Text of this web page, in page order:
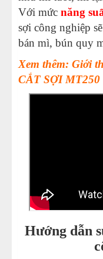
Với mức năng
sợi công nghiệp
bán mì, bún quy
Xem thêm: Giới
CẮT SỢI MT250
Hướng dẫn